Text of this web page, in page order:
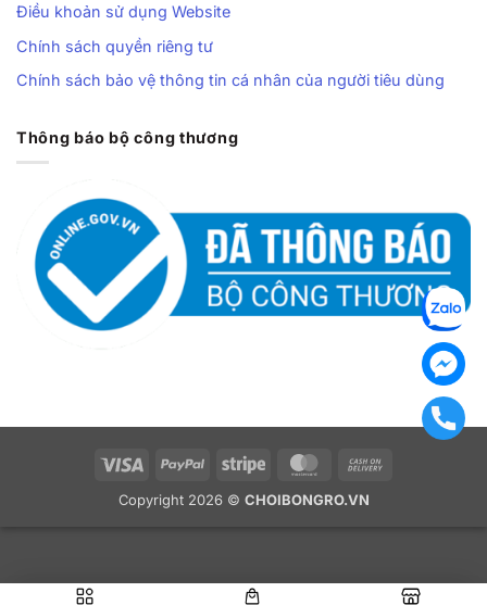
Điều khoản sử dụng Website
Chính sách quyền riêng tư
Chính sách bảo vệ thông tin cá nhân của người tiêu dùng
Thông báo bộ công thương
Visa PayPal Stripe MasterCard
Copyright 2026 © CHOIBONGRO.VN